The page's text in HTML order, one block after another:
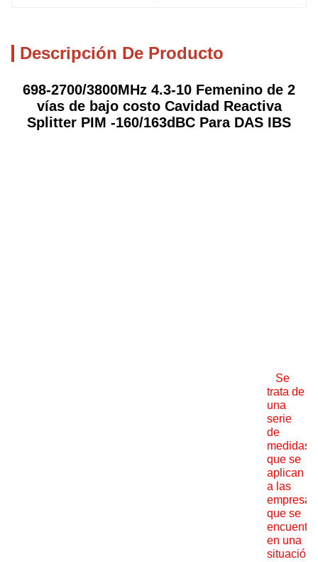
Descripción De Producto
698-2700/3800MHz 4.3-10 Femenino de 2
vías de bajo costo Cavidad Reactiva
Splitter PIM -160/163dBC Para DAS IBS
Se
trata de
una
serie
de
medidas
que se
aplican
a las
empresas
que se
en una
situación